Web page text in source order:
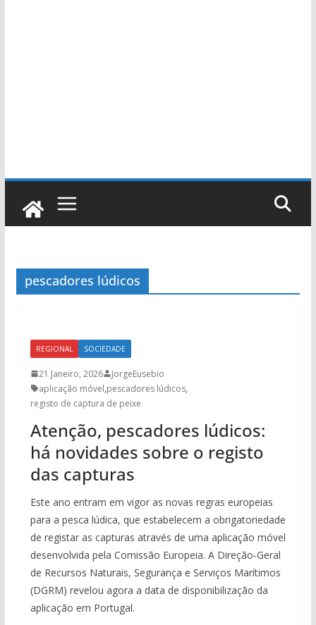
pescadores lúdicos
REGIONAL SOCIEDADE
21 Janeiro, 2026
JorgeEusebio
aplicação móvel,pescadores lúdicos,
registo de captura de peixe
Atenção, pescadores lúdicos:
há novidades sobre o registo
das capturas
Este ano entram em vigor as novas regras europeias
para a pesca lúdica, que estabelecem a obrigatoriedade
de registar as capturas através de uma aplicação móvel
desenvolvida pela Comissão Europeia. A Direção‑Geral
de Recursos Naturais, Segurança e Serviços Marítimos
(DGRM) revelou agora a data de disponibilização da
aplicação em Portugal.